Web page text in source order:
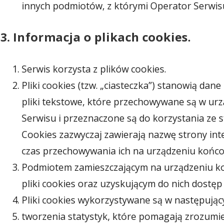
innych podmiotów, z którymi Operator
3. Informacja o plikach cookies.
Serwis korzysta z plików cookies.
Pliki cookies (tzw. „ciasteczka”) stanowią
pliki tekstowe, które przechowywane są w
Serwisu i przeznaczone są do korzystania ze
Cookies zazwyczaj zawierają nazwę strony
czas przechowywania ich na urządzeniu
Podmiotem zamieszczającym na urządzeniu
pliki cookies oraz uzyskującym do nich
Pliki cookies wykorzystywane są w
tworzenia statystyk, które pomagają